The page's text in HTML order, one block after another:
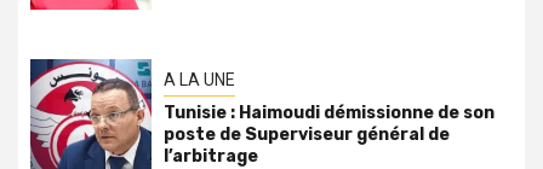
A LA UNE
Tunisie : Haimoudi démissionne de son
poste de Superviseur général de
l’arbitrage